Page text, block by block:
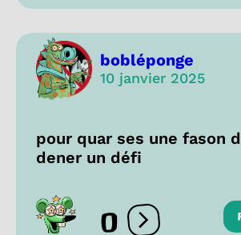
bobléponge
10 janvier 2025
pour quar ses une fason
dener un défi
0 Ouvrir les